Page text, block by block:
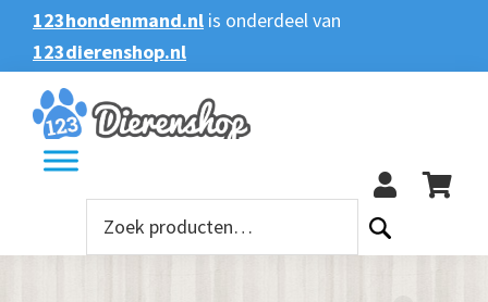
Spring
naar
de
hoofdnavigatie
Door
naar
de
hoofd
inhoud
Spring
naar
de
voettekst
123hondenmand.nl is onderdeel van
123dierenshop.nl
Zoeken
Zoeken
naar: